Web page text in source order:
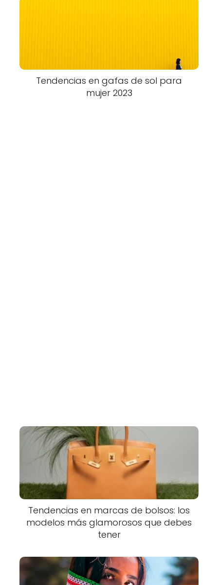
Tendencias en gafas de sol para
mujer 2023
Tendencias en marcas de bolsos: los
modelos más glamorosos que debes
tener